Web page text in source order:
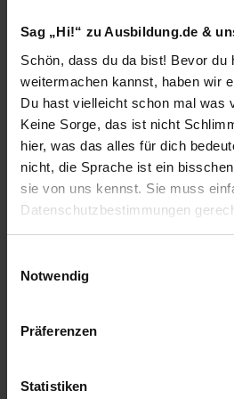
Sag „Hi!“ zu Ausbildung.de &
Schön, dass du da bist! Bevor du
weitermachen kannst, haben wir
Du hast vielleicht schon mal was
Keine Sorge, das ist nicht
hier, was das alles für dich
nicht, die Sprache ist ein
sie von uns kennst. Sie muss
Datenschutzbestimmungen
Benutzung der Webseite
Webseite zu analysieren
Notwendig
Präferenzen
Statistiken
Ausbildung zum
2027
bei HIL
03253 Doberlug-Kirchhain
Ausbildung zum